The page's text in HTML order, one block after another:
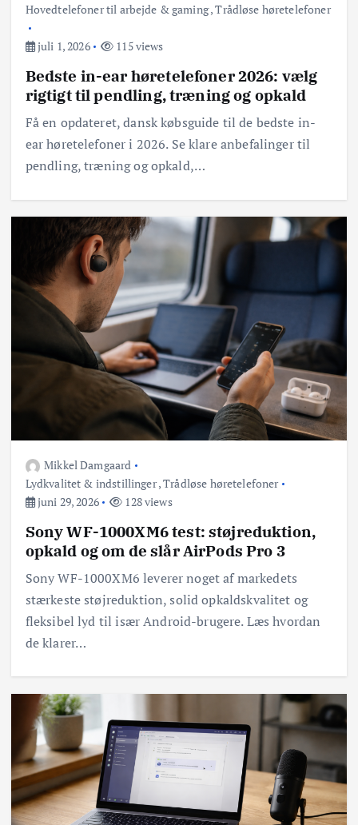
Hovedtelefoner til arbejde & gaming,Trådløse høretelefoner
juli 1, 2026 115 views
Bedste in-ear høretelefoner 2026: vælg
rigtigt til pendling, træning og opkald
Få en opdateret, dansk købsguide til de bedste in-
ear høretelefoner i 2026. Se klare anbefalinger til
pendling, træning og opkald,…
Mikkel Damgaard
Lydkvalitet & indstillinger,Trådløse høretelefoner
juni 29, 2026
128 views
Sony WF-1000XM6 test: støjreduktion,
opkald og om de slår AirPods Pro 3
Sony WF-1000XM6 leverer noget af markedets
stærkeste støjreduktion, solid opkaldskvalitet og
fleksibel lyd til især Android-brugere. Læs hvordan
de klarer…